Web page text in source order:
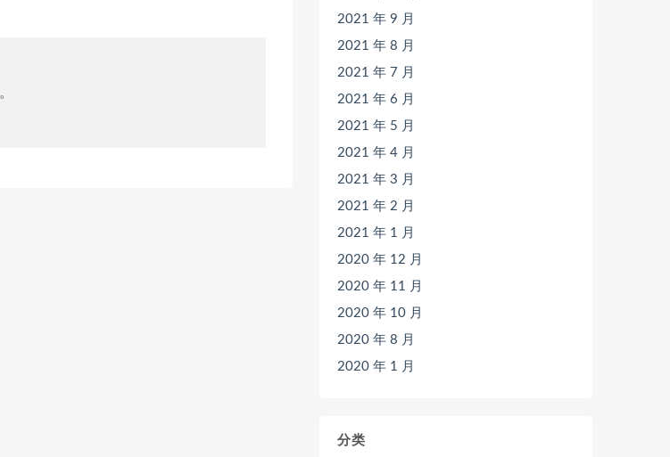
。
2021 年 9 月
2021 年 8 月
2021 年 7 月
2021 年 6 月
2021 年 5 月
2021 年 4 月
2021 年 3 月
2021 年 2 月
2021 年 1 月
2020 年 12 月
2020 年 11 月
2020 年 10 月
2020 年 8 月
2020 年 1 月
分类